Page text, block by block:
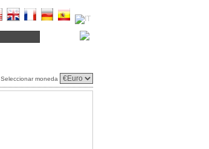
Seleccionar moneda